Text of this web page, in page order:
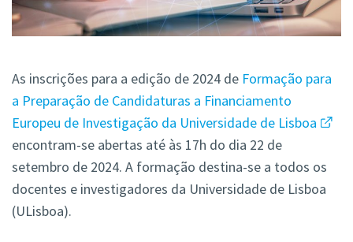
As inscrições para a edição de 2024 de Formação para
a Preparação de Candidaturas a Financiamento
Europeu de Investigação da Universidade de Lisboa
encontram-se abertas até às 17h do dia 22 de
setembro de 2024. A formação destina-se a todos os
docentes e investigadores da Universidade de Lisboa
(ULisboa).